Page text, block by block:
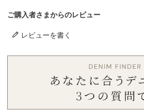
ご購入者さまからのレビュー
レビューを書く